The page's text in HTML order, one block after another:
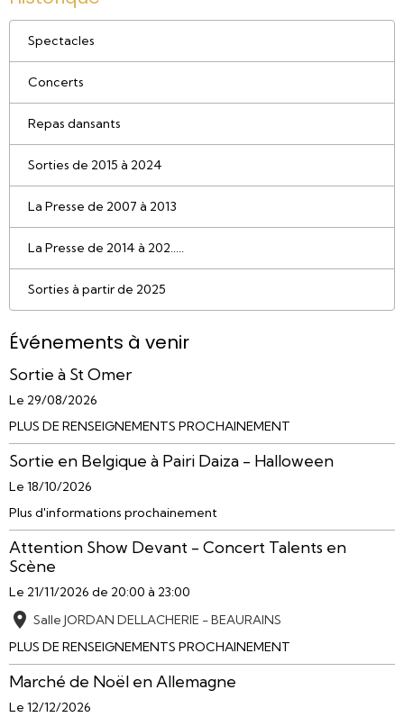
Spectacles
Concerts
Repas dansants
Sorties de 2015 à 2024
La Presse de 2007 à 2013
La Presse de 2014 à 202.....
Sorties à partir de 2025
Événements à venir
Sortie à St Omer
Le 29/08/2026
PLUS DE RENSEIGNEMENTS PROCHAINEMENT
Sortie en Belgique à Pairi Daiza - Halloween
Le 18/10/2026
Plus d'informations prochainement
Attention Show Devant - Concert Talents en
Scène
Le 21/11/2026 de 20:00 à 23:00
Salle JORDAN DELLACHERIE - BEAURAINS
PLUS DE RENSEIGNEMENTS PROCHAINEMENT
Marché de Noël en Allemagne
Le 12/12/2026